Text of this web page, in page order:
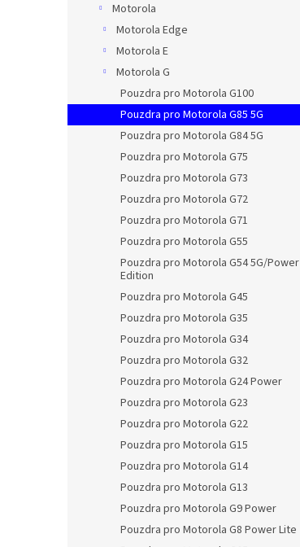
Motorola
Motorola Edge
Motorola E
Motorola G
Pouzdra pro Motorola G100
Pouzdra pro Motorola G85 5G
Pouzdra pro Motorola G84 5G
Pouzdra pro Motorola G75
Pouzdra pro Motorola G73
Pouzdra pro Motorola G72
Pouzdra pro Motorola G71
Pouzdra pro Motorola G55
Pouzdra pro Motorola G54 5G/Power
Edition
Pouzdra pro Motorola G45
Pouzdra pro Motorola G35
Pouzdra pro Motorola G34
Pouzdra pro Motorola G32
Pouzdra pro Motorola G24 Power
Pouzdra pro Motorola G23
Pouzdra pro Motorola G22
Pouzdra pro Motorola G15
Pouzdra pro Motorola G14
Pouzdra pro Motorola G13
Pouzdra pro Motorola G9 Power
Pouzdra pro Motorola G8 Power Lite